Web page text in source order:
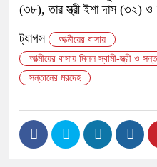
(৩৮), তার স্ত্রী ইশা দাস (৩২) ও
ট্যাগস
​আত্মীয়ের বাসায়
আত্মীয়ের বাসায় মিলল স্বামী-স্ত্রী ও
সন্তানের মরদেহ